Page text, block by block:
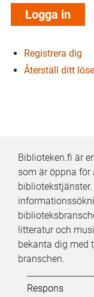
Registrera dig
Återställ ditt
Biblioteken.fi är
som är öppna
litteratur och
bekanta dig med
branschen.
Kifi:
Respons